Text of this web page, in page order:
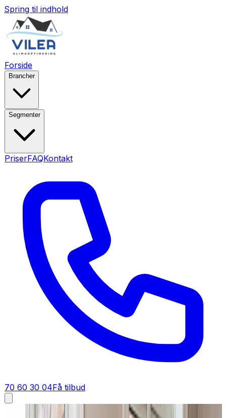
Spring til indhold
Forside
Brancher
Segmenter
PriserFAQKontakt
70 60 30 04Få tilbud
Industriventilation i